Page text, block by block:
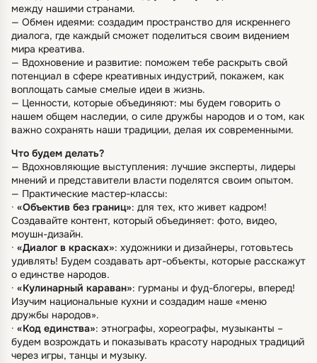
между нашими странами.
— Обмен идеями: создадим пространство для искреннего
диалога, где каждый сможет поделиться своим видением
мира креатива.
— Вдохновение и развитие: поможем тебе раскрыть свой
потенциал в сфере креативных индустрий, покажем, как
воплощать самые смелые идеи в жизнь.
— Ценности, которые объединяют: мы будем говорить о
нашем общем наследии, о силе дружбы народов и о том, как
важно сохранять наши традиции, делая их современными.
Что будем делать?
— Вдохновляющие выступления: лучшие эксперты, лидеры
мнений и представители власти поделятся своим опытом.
— Практические мастер-классы:
· «Объектив без границ»: для тех, кто живет кадром!
Создавайте контент, который объединяет: фото, видео,
моушн-дизайн.
· «Диалог в красках»: художники и дизайнеры, готовьтесь
удивлять! Будем создавать арт-объекты, которые расскажут
о единстве народов.
· «Кулинарный караван»: гурманы и фуд-блогеры, вперед!
Изучим национальные кухни и создадим наше «меню
дружбы народов».
· «Код единства»: этнографы, хореографы, музыканты –
будем возрождать и показывать красоту народных традиций
через игры, танцы и музыку.